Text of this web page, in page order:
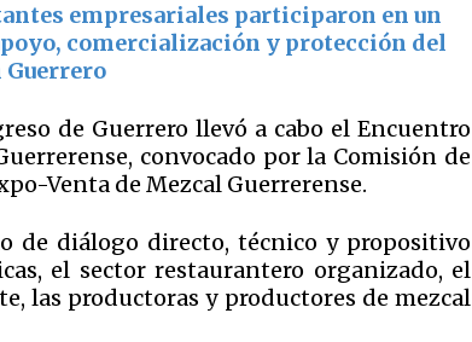
empresariales participaron en un
comercialización y protección del
Guerrero
de Guerrero llevó a cabo el Encuentro
convocado por la Comisión de
Venta de Mezcal Guerrerense.
de diálogo directo, técnico y propositivo
el sector restaurantero organizado, el
las productoras y productores de mezcal